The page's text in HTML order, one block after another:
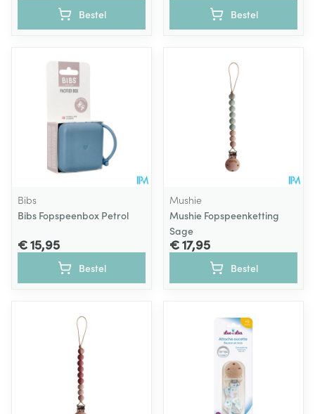
Bestel Bestel
Bibs
Bibs Fopspeenbox Petrol
€ 15,95
Bestel
Mushie
Mushie Fopspeenketting
Sage
€ 17,95
Bestel